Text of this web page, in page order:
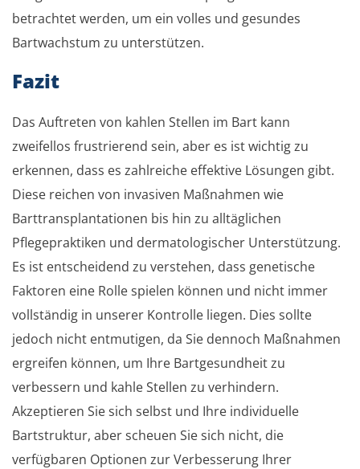
betrachtet werden, um ein volles und gesundes
Bartwachstum zu unterstützen.
Fazit
Das Auftreten von kahlen Stellen im Bart kann
zweifellos frustrierend sein, aber es ist wichtig zu
erkennen, dass es zahlreiche effektive Lösungen gibt.
Diese reichen von invasiven Maßnahmen wie
Barttransplantationen bis hin zu alltäglichen
Pflegepraktiken und dermatologischer Unterstützung.
Es ist entscheidend zu verstehen, dass genetische
Faktoren eine Rolle spielen können und nicht immer
vollständig in unserer Kontrolle liegen. Dies sollte
jedoch nicht entmutigen, da Sie dennoch Maßnahmen
ergreifen können, um Ihre Bartgesundheit zu
verbessern und kahle Stellen zu verhindern.
Akzeptieren Sie sich selbst und Ihre individuelle
Bartstruktur, aber scheuen Sie sich nicht, die
verfügbaren Optionen zur Verbesserung Ihrer